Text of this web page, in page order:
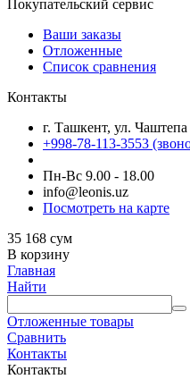
Покупательский сервис
Ваши заказы
Отложенные
Список сравнения
Контакты
г. Ташкент, ул.
+998-78-113-3553
Пн-Вс 9.00 - 18.00
info@leonis.uz
Посмотреть на карте
35 168 сум
В корзину
Главная
Найти
Отложенные товары
Сравнить
Контакты
Контакты